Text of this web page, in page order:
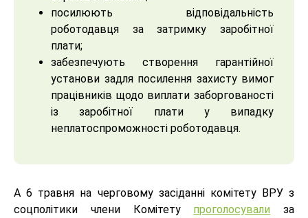
посилюють відповідальність
роботодавця за затримку заробітної
плати;
забезпечують створення гарантійної
установи задля посилення захисту вимог
працівників щодо виплати заборгованості
із заробітної плати у випадку
неплатоспроможності роботодавця.
А 6 травня на черговому засіданні комітету ВРУ з
соцполітики члени Комітету проголосували за